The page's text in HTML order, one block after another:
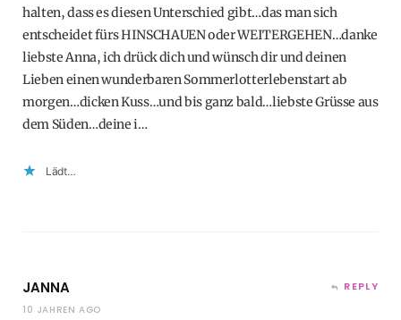
halten, dass es diesen Unterschied gibt…das man sich
entscheidet fürs HINSCHAUEN oder WEITERGEHEN…danke
liebste Anna, ich drück dich und wünsch dir und deinen
Lieben einen wunderbaren Sommerlotterlebenstart ab
morgen…dicken Kuss…und bis ganz bald…liebste Grüsse aus
dem Süden…deine i…
Lädt…
JANNA
10 JAHREN AGO
REPLY